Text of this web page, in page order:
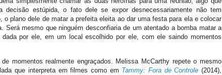
decisão estúpida, o fato dele se expor desnecessariamente não tem
o plano dele de matar a prefeita eleita ao dar uma festa para ela e colocar
Será mesmo que ninguém desconfiaria de um atentado a bomba matar a
por ele, em um local escolhido por ele, com ele saindo momentos
momentos realmente engraçados. Melissa McCarthy repete o mesmo
que interpreta em filmes como em Tammy: Fora de Controle (2014),